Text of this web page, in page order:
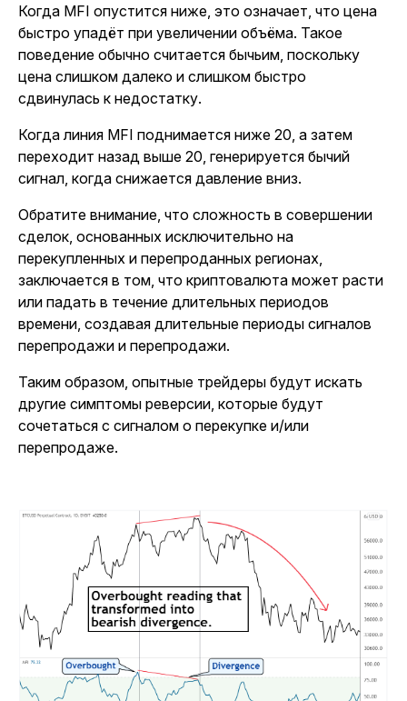
Когда MFI опустится ниже, это означает, что цена
быстро упадёт при увеличении объёма. Такое
поведение обычно считается бычьим, поскольку
цена слишком далеко и слишком быстро
сдвинулась к недостатку.
Когда линия MFI поднимается ниже 20, а затем
переходит назад выше 20, генерируется бычий
сигнал, когда снижается давление вниз.
Обратите внимание, что сложность в совершении
сделок, основанных исключительно на
перекупленных и перепроданных регионах,
заключается в том, что криптовалюта может расти
или падать в течение длительных периодов
времени, создавая длительные периоды сигналов
перепродажи и перепродажи.
Таким образом, опытные трейдеры будут искать
другие симптомы реверсии, которые будут
сочетаться с сигналом о перекупке и/или
перепродаже.